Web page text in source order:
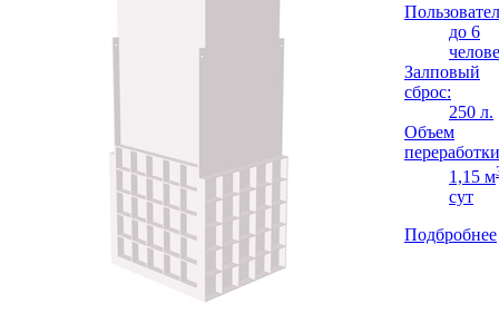
до 6
Залповый
сброс:
250 л.
Объем
1,15 м
сут
Подбробнее